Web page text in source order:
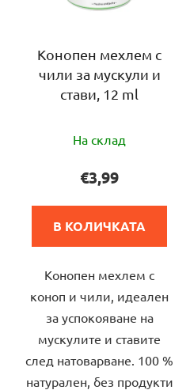
Конопен мехлем с
чили за мускули и
стави, 12 ml
оценка
продукта
е
4,5
5
звезди.
На склад
€3,99
В КОЛИЧКАТА
Конопен мехлем с
коноп и чили, идеален
за успокояване на
мускулите и ставите
след натоварване. 100 %
натурален, без продукти